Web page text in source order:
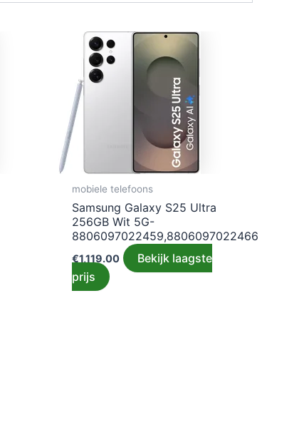
mobiele telefoons
Samsung Galaxy S25 Ultra
256GB Wit 5G-
8806097022459,8806097022466
€1,119.00
Bekijk laagste
prijs